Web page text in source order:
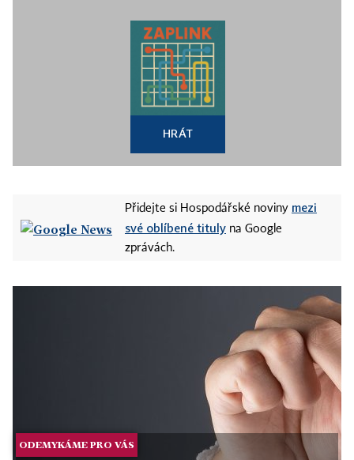
HRÁT
Přidejte si Hospodářské noviny mezi
své oblíbené tituly na Google
zprávách.
ODEMYKÁME PRO VÁS